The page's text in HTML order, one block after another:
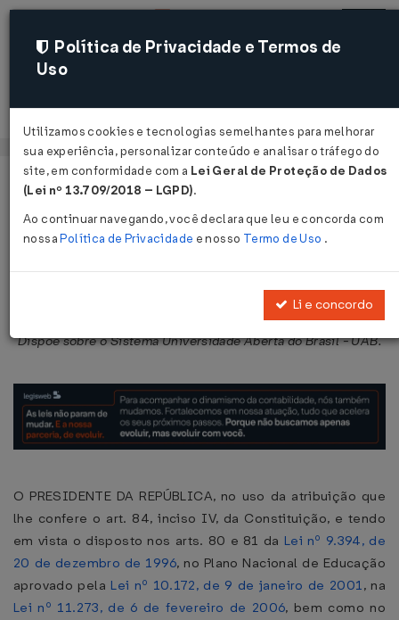
Acessar
Página Inicial Legislações
Decreto nº 5.800 de 08/06/2006
Publicado no DOU em 9 jun 2006
Dispõe sobre o Sistema Universidade Aberta do Brasil - UAB.
O PRESIDENTE DA REPÚBLICA, no uso da atribuição que
lhe confere o art. 84, inciso IV, da Constituição, e tendo
em vista o disposto nos arts. 80 e 81 da Lei nº 9.394, de
20 de dezembro de 1996, no Plano Nacional de Educação
aprovado pela Lei nº 10.172, de 9 de janeiro de 2001, na
Lei nº 11.273, de 6 de fevereiro de 2006, bem como no
Política de Privacidade e Termos de
Uso
Utilizamos cookies e tecnologias semelhantes para melhorar
sua experiência, personalizar conteúdo e analisar o tráfego do
site, em conformidade com a Lei Geral de Proteção de Dados
(Lei nº 13.709/2018 – LGPD).
Ao continuar navegando, você declara que leu e concorda com
nossaPolítica de Privacidade e nosso Termo de Uso .
Li e concordo